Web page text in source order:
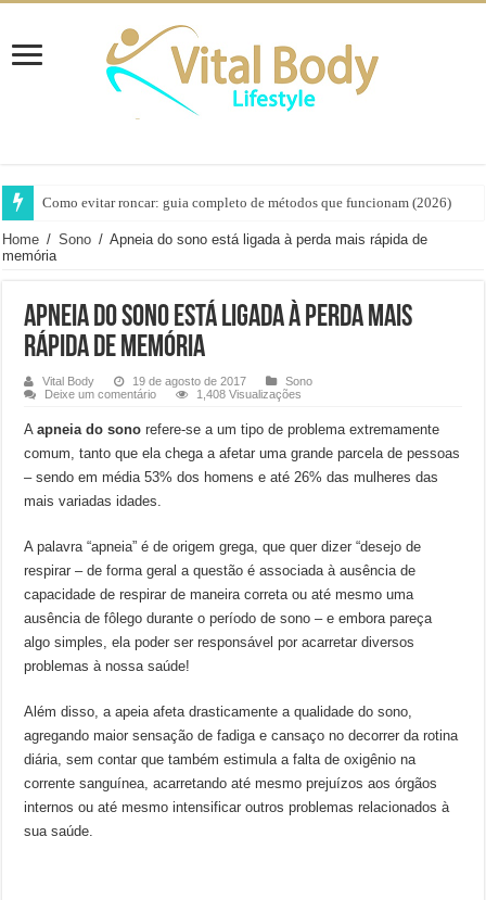
Como evitar roncar: guia completo de métodos que funcionam (2026)
Home / Sono / Apneia do sono está ligada à perda mais rápida de
memória
Apneia do sono está ligada à perda mais
rápida de memória
Vital Body 19 de agosto de 2017
Sono
Deixe um comentário
1,408 Visualizações
Aapneia do sono refere-se a um tipo de problema extremamente
comum, tanto que ela chega a afetar uma grande parcela de pessoas
– sendo em média 53% dos homens e até 26% das mulheres das
mais variadas idades.
A palavra “apneia” é de origem grega, que quer dizer “desejo de
respirar – de forma geral a questão é associada à ausência de
capacidade de respirar de maneira correta ou até mesmo uma
ausência de fôlego durante o período de sono – e embora pareça
algo simples, ela poder ser responsável por acarretar diversos
problemas à nossa saúde!
Além disso, a apeia afeta drasticamente a qualidade do sono,
agregando maior sensação de fadiga e cansaço no decorrer da rotina
diária, sem contar que também estimula a falta de oxigênio na
corrente sanguínea, acarretando até mesmo prejuízos aos órgãos
internos ou até mesmo intensificar outros problemas relacionados à
sua saúde.